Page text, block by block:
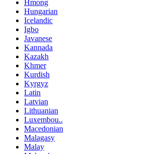
Hmong
Hungarian
Icelandic
Igbo
Javanese
Kannada
Kazakh
Khmer
Kurdish
Kyrgyz
Latin
Latvian
Lithuanian
Luxembou..
Macedonian
Malagasy
Malay